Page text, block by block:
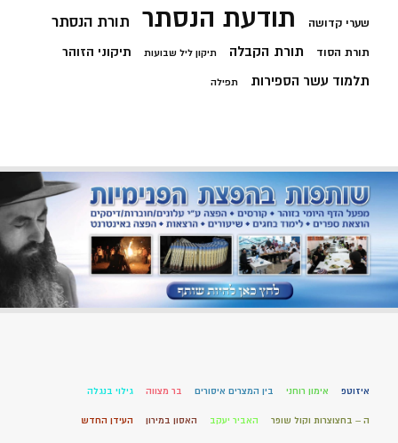
שערי קדושה תודעת הנסתר תורת הנסתר
תורת הסוד תורת הקבלה תיקון ליל שבועות תיקוני הזוהר
תלמוד עשר הספירות תפילה
איזוטפ אימון רוחני בין המצרים איסורים בר מצווה גילוי בנגלה
ה – בחצוצרות וקול שופר האביר יעקב האסון במירון העידן החדש